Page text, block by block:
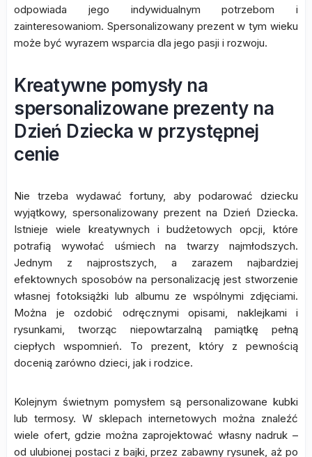
odpowiada jego indywidualnym potrzebom i
zainteresowaniom. Spersonalizowany prezent w tym wieku
może być wyrazem wsparcia dla jego pasji i rozwoju.
Kreatywne pomysły na
spersonalizowane prezenty na
Dzień Dziecka w przystępnej
cenie
Nie trzeba wydawać fortuny, aby podarować dziecku
wyjątkowy, spersonalizowany prezent na Dzień Dziecka.
Istnieje wiele kreatywnych i budżetowych opcji, które
potrafią wywołać uśmiech na twarzy najmłodszych.
Jednym z najprostszych, a zarazem najbardziej
efektownych sposobów na personalizację jest stworzenie
własnej fotoksiążki lub albumu ze wspólnymi zdjęciami.
Można je ozdobić odręcznymi opisami, naklejkami i
rysunkami, tworząc niepowtarzalną pamiątkę pełną
ciepłych wspomnień. To prezent, który z pewnością
docenią zarówno dzieci, jak i rodzice.
Kolejnym świetnym pomysłem są personalizowane kubki
lub termosy. W sklepach internetowych można znaleźć
wiele ofert, gdzie można zaprojektować własny nadruk –
od ulubionej postaci z bajki, przez zabawny rysunek, aż po